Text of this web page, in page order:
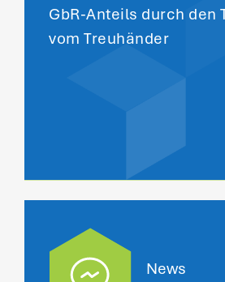
GbR-Anteils durch den
vom Treuhänder
News